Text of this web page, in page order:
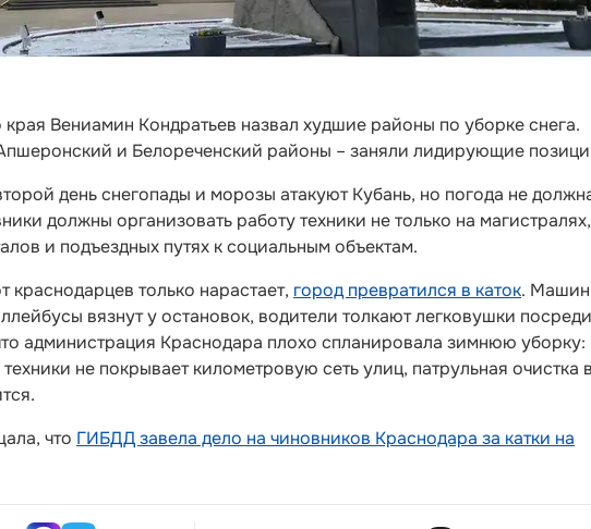
Вениамин Кондратьев назвал худшие районы по уборке снега.
и Белореченский районы – заняли лидирующие
день снегопады и морозы атакуют Кубань, но погода не
должны организовать работу техники не только на
и подъездных путях к социальным объектам.
только нарастает, город превратился в каток.
вязнут у остановок, водители толкают легковушки посреди
администрация Краснодара плохо спланировала зимнюю уборку:
не покрывает километровую сеть улиц, патрульная очистка
что ГИБДД завела дело на чиновников Краснодара за катки на